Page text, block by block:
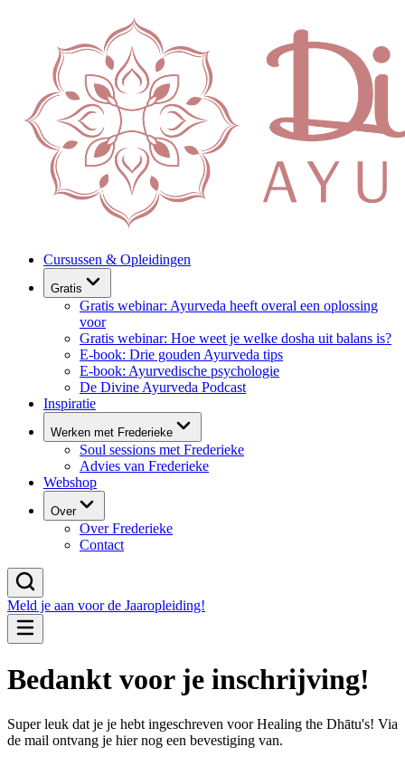
Cursussen & Opleidingen
Gratis
Gratis webinar: Ayurveda heeft overal een oplossing
voor
Gratis webinar: Hoe weet je welke dosha uit balans is?
E-book: Drie gouden Ayurveda tips
E-book: Ayurvedische psychologie
De Divine Ayurveda Podcast
Inspiratie
Werken met Frederieke
Soul sessions met Frederieke
Advies van Frederieke
Webshop
Over
Over Frederieke
Contact
Meld je aan voor de Jaaropleiding!
Bedankt voor je inschrijving!
Super leuk dat je je hebt ingeschreven voor Healing the Dhātu's! Via
de mail ontvang je hier nog een bevestiging van.